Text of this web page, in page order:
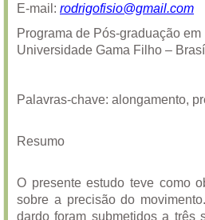
E-mail: rodrigofisio@gmail.com
Programa de Pós-graduação
Universidade Gama Filho –
Palavras-chave: alongamento,
Resumo
O presente estudo teve como
sobre a precisão do
dardo foram submetidos a três